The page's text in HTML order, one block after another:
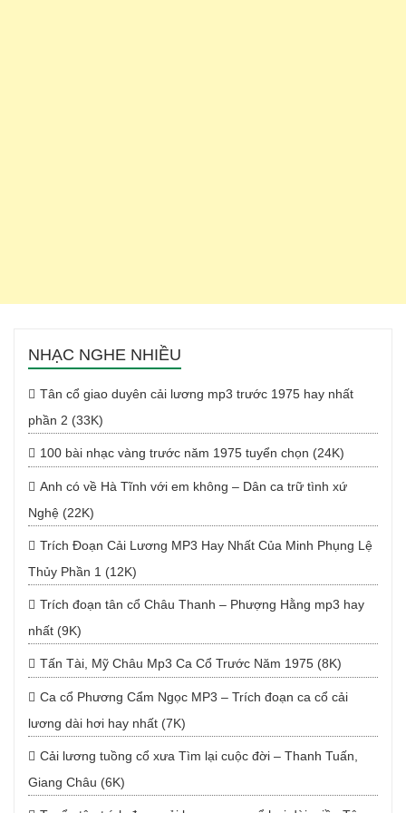
NHẠC NGHE NHIỀU
Tân cổ giao duyên cải lương mp3 trước 1975 hay nhất
phần 2 (33K)
100 bài nhạc vàng trước năm 1975 tuyển chọn (24K)
Anh có về Hà Tĩnh với em không – Dân ca trữ tình xứ
Nghệ (22K)
Trích Đoạn Cải Lương MP3 Hay Nhất Của Minh Phụng Lệ
Thủy Phần 1 (12K)
Trích đoạn tân cổ Châu Thanh – Phượng Hằng mp3 hay
nhất (9K)
Tấn Tài, Mỹ Châu Mp3 Ca Cổ Trước Năm 1975 (8K)
Ca cổ Phương Cẩm Ngọc MP3 – Trích đoạn ca cổ cải
lương dài hơi hay nhất (7K)
Cải lương tuồng cổ xưa Tìm lại cuộc đời – Thanh Tuấn,
Giang Châu (6K)